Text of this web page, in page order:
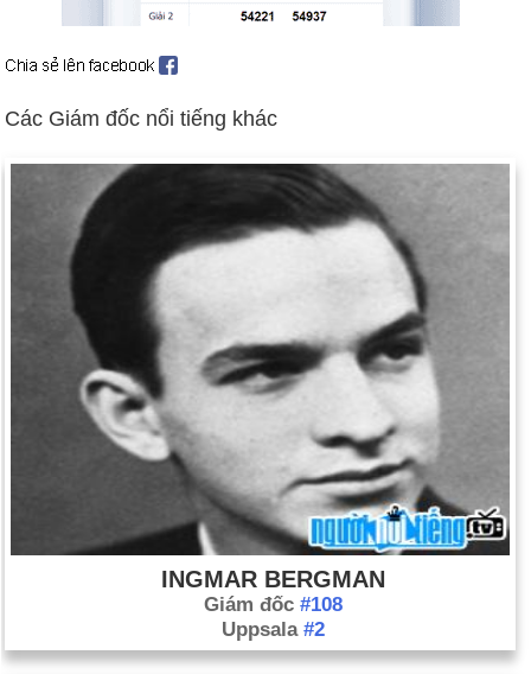
Chase đã bị xét xử vì tội thiên vị chính trị.
đời ở Paris ở tuổi 46.
Ngày 30-11 năm 1940:
Lucille Ball và Desi Arnaz đã kết hôn.
Ngày 30-11 năm 1966:Barbados trở nên độc lập khỏi Vương
Ngày 30-11 năm 1974:
Hài cốt hóa thạch của một tổ tiên nữ
loài người tên là Lucy (sau bài hát Lucy in the Sky with
Diamonds của ban nhạc Beatles) đã được tìm thấy ở Ethiopia.
Ngày 30-11 năm 1993:
Dự luật Brady, yêu cầu thời gian chờ 5
ngày để mua súng ngắn, đã được ký.
Ngày 30-11 năm 1995:
Tổng thống Bill Clinton trở thành tổng
thống Hoa Kỳ đầu tiên đến thăm Bắc Ireland.
Ngày 30-11 năm 2004:
Ken Jennings đã kết thúc trận thắng
Các Giám đốc nổi tiếng khác
INGMAR BERGMAN
Giám đốc #108
Uppsala #2